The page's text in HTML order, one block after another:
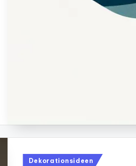
Posted
Dekorationsideen